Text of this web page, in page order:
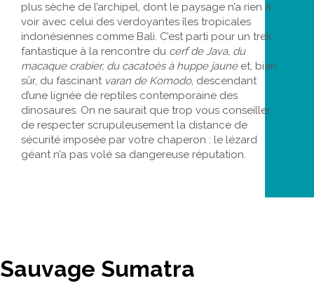
plus sèche de l’archipel, dont le paysage n’a rien à
voir avec celui des verdoyantes îles tropicales
indonésiennes comme Bali. C’est parti pour un trek
fantastique à la rencontre du cerf de Java, du
macaque crabier, du cacatoès à huppe jauneet, bien
sûr, du fascinant varan de Komodo, descendant
d’une lignée de reptiles contemporaine des
dinosaures. On ne saurait que trop vous conseiller
de respecter scrupuleusement la distance de
sécurité imposée par votre chaperon : le lézard
géant n’a pas volé sa dangereuse réputation.
Sauvage Sumatra